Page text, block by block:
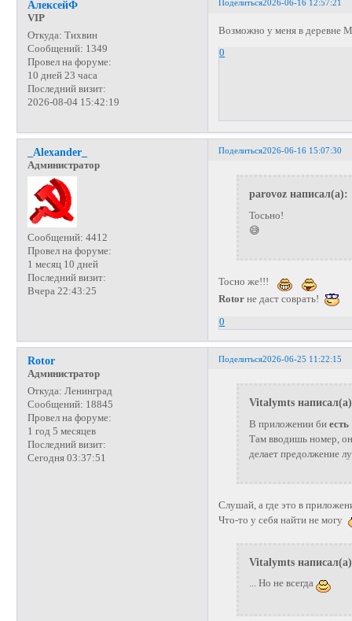
Поделиться2026-06-16 12:57:21
АлексейФ
VIP
Откуда: Тихвин
Сообщений: 1349
Провел на форуме:
10 дней 23 часа
Последний визит:
2026-08-04 15:42:19
Возможно у меня в деревне
0
Поделиться2026-06-16 15:07:30
_Alexander_
Администратор
Сообщений: 4412
Провел на форуме:
1 месяц 10 дней
Последний визит:
Вчера 22:43:25
parovoz написал(а):
Тосьно!
😅
Тосно же!!!
Rotor не даст соврать!
0
Поделиться2026-06-25 11:22:15
Rotor
Администратор
Откуда: Ленинград
Сообщений: 18845
Провел на форуме:
1 год 5 месяцев
Последний визит:
Сегодня 03:37:51
Vitalymts
В приложении би есть
Там вводишь номер,
делает предолжение
Слушай, а где это в
Что-то у себя найти не могу
Vitalymts
... Но не всегда